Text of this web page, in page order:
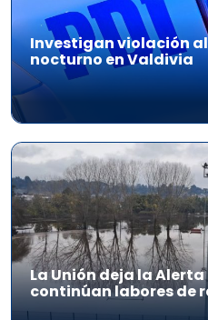
Investigan violación
nocturno en Valdivia
La Unión deja la
continúan labores de